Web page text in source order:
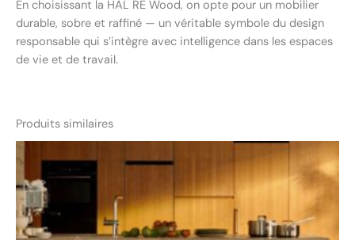
En choisissant la HAL RE Wood, on opte pour un mobilier
durable, sobre et raffiné — un véritable symbole du design
responsable qui s’intègre avec intelligence dans les espaces
de vie et de travail.
Produits similaires